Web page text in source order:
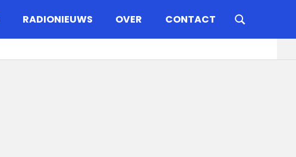
RADIONIEUWS OVER CONTACT